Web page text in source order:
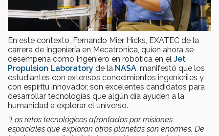
En este contexto, Fernando Mier Hicks, EXATEC de la
carrera de Ingeniería en Mecatrónica, quien ahora se
desempeña como Ingeniero en robótica en el Jet
Propulsion Laboratory de la NASA, manifestó que los
estudiantes con extensos conocimientos ingenieriles y
con espíritu innovador, son excelentes candidatos para
desarrollar tecnologías que algún día ayuden a la
humanidad a explorar el universo.
“Los retos tecnológicos afrontados por misiones
espaciales que exploran otros planetas son enormes. De